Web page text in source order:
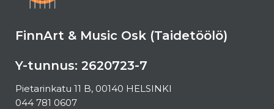
FinnArt & Music Osk (Taidetöölö)
Y-tunnus: 2620723-7
Pietarinkatu 11 B, 00140 HELSINKI
044 781 0607